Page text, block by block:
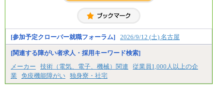
[参加予定クローバー就職フォーラム] 2026/9/12 (土) 名古屋
[関連する障がい者求人・採用キーワード検索]
メーカー
技術（電気、電子、機械）関連
従業員1,000人以上の企
業
免疫機能障がい 独身寮・社宅